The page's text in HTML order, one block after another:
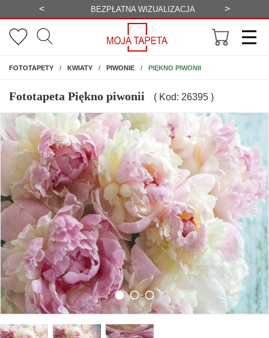
< BEZPŁATNA WIZUALIZACJA >
FOTOTAPETYNA ŚCIANĘ
KWIATY PIWONIE PIĘKNO PIWONII
Fototapeta Piękno piwonii ( Kod: 26395 )